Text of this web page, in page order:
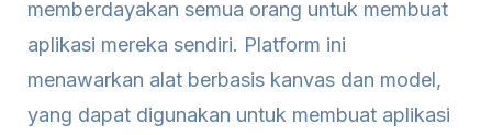
memberdayakan semua orang untuk membuat
aplikasi mereka sendiri. Platform ini
menawarkan alat berbasis kanvas dan model,
yang dapat digunakan untuk membuat aplikasi